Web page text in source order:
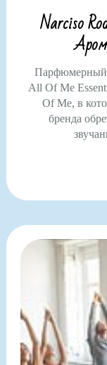
Narciso
Парфюмерный
All Of Me
Of Me, в
бренда